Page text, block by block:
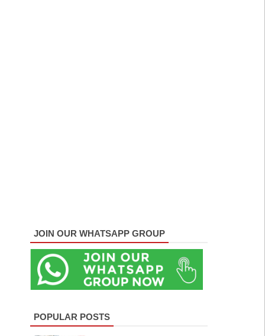
JOIN OUR WHATSAPP GROUP
POPULAR POSTS